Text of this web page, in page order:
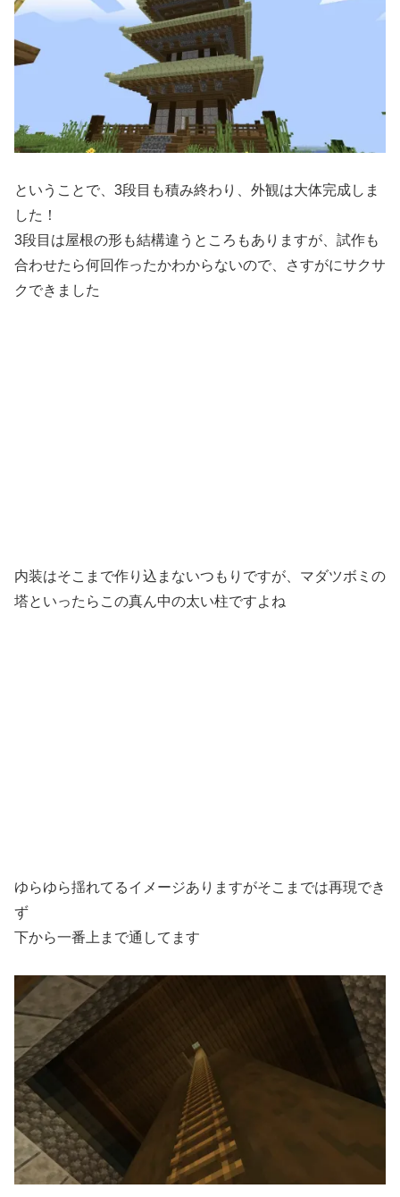
ということで、3段目も積み終わり、外観は大体完成しま
した！
3段目は屋根の形も結構違うところもありますが、試作も
合わせたら何回作ったかわからないので、さすがにサクサ
クできました
内装はそこまで作り込まないつもりですが、マダツボミの
塔といったらこの真ん中の太い柱ですよね
ゆらゆら揺れてるイメージありますがそこまでは再現でき
ず
下から一番上まで通してます